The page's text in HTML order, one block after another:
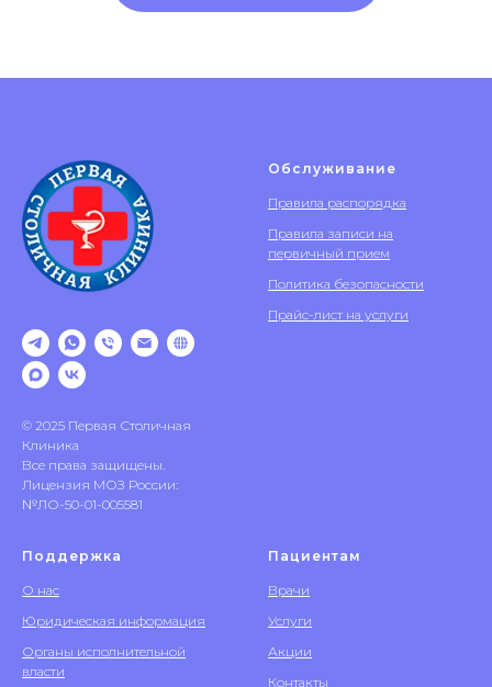
© 2025 Первая Столичная
Клиника
Все права защищены.
Лицензия МОЗ России:
№ЛО-50-01-005581
Обслуживание
Правила распорядка
Правила записи на
первичный прием
Политика безопасности
Прайс-лист на услуги
Поддержка
О нас
Юридическая информация
Органы исполнительной
власти
Пациентам
Врачи
Услуги
Акции
Контакты